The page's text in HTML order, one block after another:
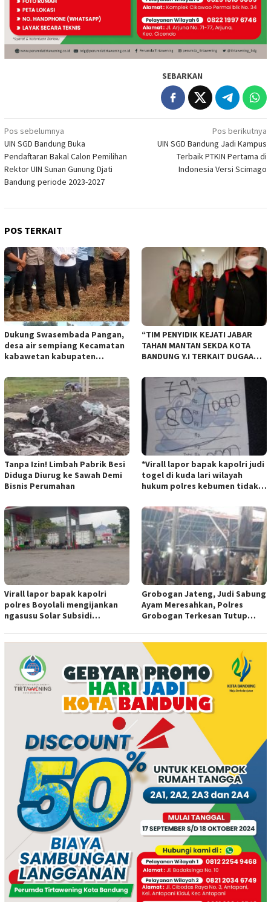
SEBARKAN
Navigasi
pos
Pos sebelumnya
UIN SGD Bandung Buka
Pendaftaran Bakal Calon Pemilihan
Rektor UIN Sunan Gunung Djati
Bandung periode 2023-2027
Pos berikutnya
UIN SGD Bandung Jadi Kampus
Terbaik PTKIN Pertama di
Indonesia Versi Scimago
POS TERKAIT
Dukung Swasembada Pangan,
desa air sempiang Kecamatan
kabawetan kabupaten
28 mei 2025
“TIM PENYIDIK KEJATI JABAR
TAHAN MANTAN SEKDA KOTA
BANDUNG Y.I TERKAIT DUGAAN
BANDUNG”.
Tanpa Izin! Limbah Pabrik Besi
Diduga Diurug ke Sawah Demi
Bisnis Perumahan
*Virall lapor bapak kapolri judi
togel di kuda lari wilayah
hukum polres kebumen tidak
Virall lapor bapak kapolri
polres Boyolali mengijankan
ngasusu Solar Subsidi
Grobogan Jateng, Judi Sabung
Ayam Meresahkan, Polres
Grobogan Terkesan Tutup